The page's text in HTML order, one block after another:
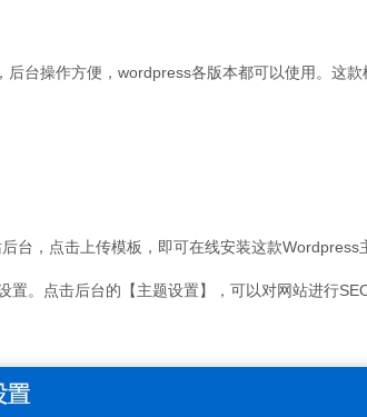
台操作方便，wordpress各版本都可以使用。这
台，点击上传模板，即可在线安装这款Wordpress
。点击后台的【主题设置】，可以对网站进行